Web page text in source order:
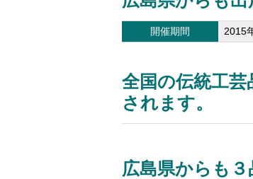
開催期間 2015
全国の伝統工
されます。
広島県からも３